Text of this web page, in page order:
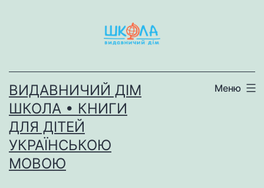
ВИДАВНИЧИЙ ДІМ
ШКОЛА • КНИГИ
ДЛЯ ДІТЕЙ
УКРАЇНСЬКОЮ
МОВОЮ
Меню